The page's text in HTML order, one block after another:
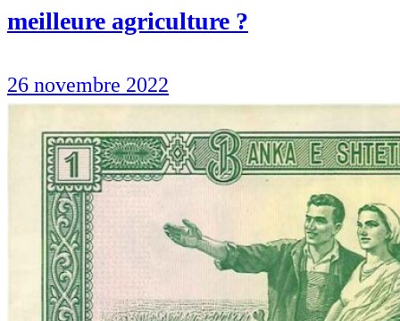
meilleure agriculture ?
26 novembre 2022